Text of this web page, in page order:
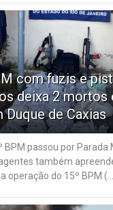
com fuzis e
deixa 2 mortos
Duque de Caxias
BPM passou por Parada
também
operação do 15º BPM (...